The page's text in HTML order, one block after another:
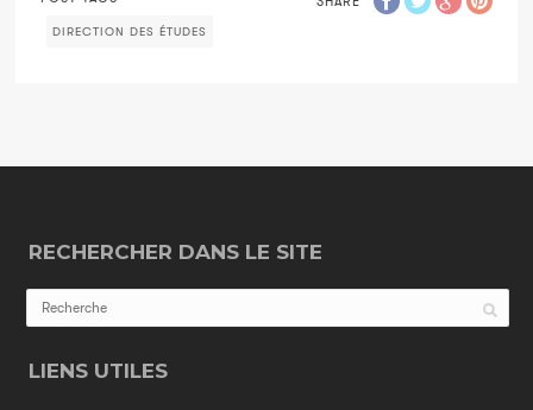
DIRECTION DES ÉTUDES
RECHERCHER DANS LE SITE
LIENS UTILES